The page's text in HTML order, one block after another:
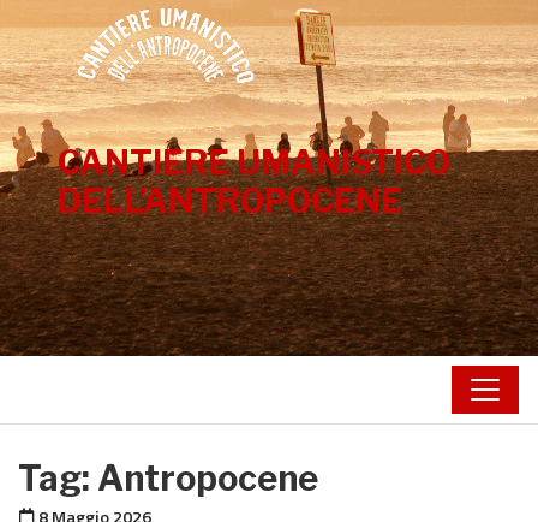
Vai al contenuto
CANTIERE UMANISTICO
DELL’ANTROPOCENE
Tag: Antropocene
Pubblicato il